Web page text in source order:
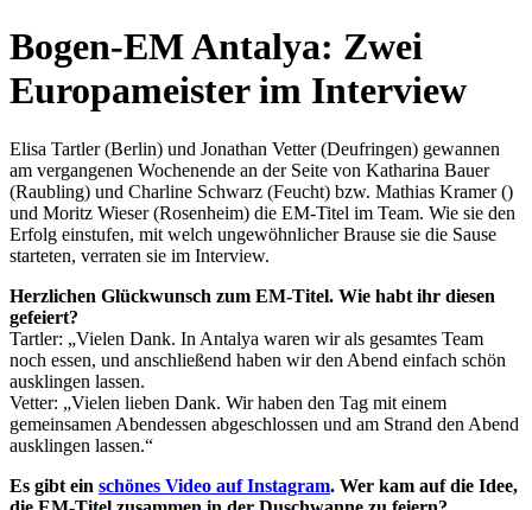
Bogen-EM Antalya: Zwei
Europameister im Interview
Elisa Tartler (Berlin) und Jonathan Vetter (Deufringen) gewannen
am vergangenen Wochenende an der Seite von Katharina Bauer
(Raubling) und Charline Schwarz (Feucht) bzw. Mathias Kramer ()
und Moritz Wieser (Rosenheim) die EM-Titel im Team. Wie sie den
Erfolg einstufen, mit welch ungewöhnlicher Brause sie die Sause
starteten, verraten sie im Interview.
Herzlichen Glückwunsch zum EM-Titel. Wie habt ihr diesen
gefeiert?
Tartler: „Vielen Dank. In Antalya waren wir als gesamtes Team
noch essen, und anschließend haben wir den Abend einfach schön
ausklingen lassen.
Vetter: „Vielen lieben Dank. Wir haben den Tag mit einem
gemeinsamen Abendessen abgeschlossen und am Strand den Abend
ausklingen lassen.“
Es gibt ein schönes Video auf Instagram. Wer kam auf die Idee,